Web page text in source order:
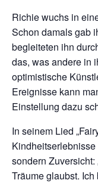
Richie wuchs in
Schon damals gab
begleiteten ihn
das, was andere in
optimistische
Ereignisse kann
Einstellung dazu
In seinem Lied
sondern
Träume glaubst.